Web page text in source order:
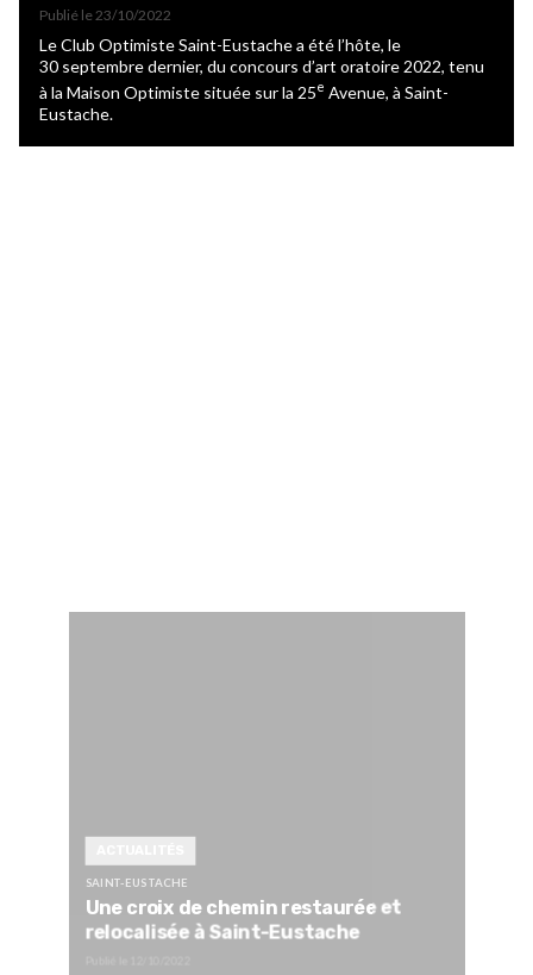
Publié le23/10/2022
Le Club Optimiste Saint-Eustache a été l’hôte, le
30 septembre dernier, du concours d’art oratoire 2022, tenu
à la Maison Optimiste située sur la 25e Avenue, à Saint-
Eustache.
SAINT-EUSTACHE
Une croix de chemin restaurée et
relocalisée à Saint-Eustache